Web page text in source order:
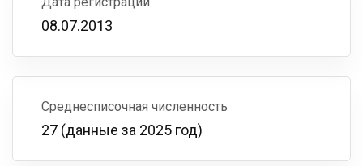
08.07.2013
Среднесписочная численность
27 (данные за 2025 год)